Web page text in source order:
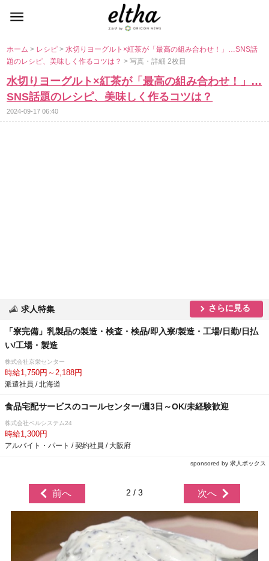
ホーム> レシピ>水切りヨーグルト×紅茶が「最高の組み合わせ！」…SNS話
題のレシピ、美味しく作るコツは？> 写真・詳細 2枚目
水切りヨーグルト×紅茶が「最高の組み合わせ！」…
SNS話題のレシピ、美味しく作るコツは？
2024-09-17 06:40
求人特集 さらに見る
「寮完備」乳製品の製造・検査・検品/即入寮/製造・工場/日勤/日払
い/工場・製造
株式会社京栄センター
時給1,750円～2,188円
派遣社員 / 北海道
食品宅配サービスのコールセンター/週3日～OK/未経験歓迎
株式会社ベルシステム24
時給1,300円
アルバイト・パート / 契約社員 / 大阪府
sponsored by 求人ボックス
前へ 2 / 3 次へ